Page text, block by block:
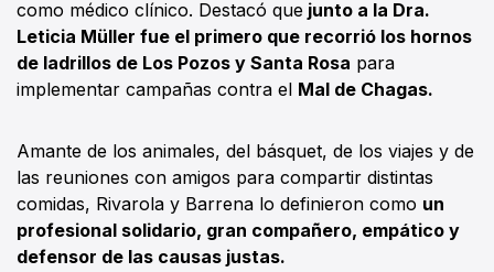
como médico clínico. Destacó que junto a la Dra.
Leticia Müller fue el primero que recorrió los hornos
de ladrillos de Los Pozos y Santa Rosa para
implementar campañas contra el Mal de Chagas.
Amante de los animales, del básquet, de los viajes y de
las reuniones con amigos para compartir distintas
comidas, Rivarola y Barrena lo definieron como un
profesional solidario, gran compañero, empático y
defensor de las causas justas.